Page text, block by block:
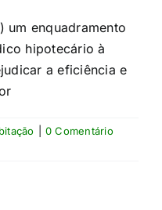
um enquadramento
hipotecário à
a eficiência e
0 Comentário